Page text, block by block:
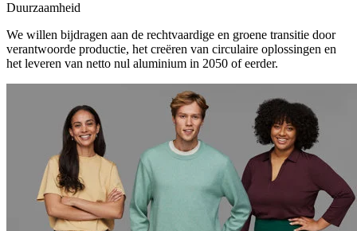
Duurzaamheid
We willen bijdragen aan de rechtvaardige en groene transitie door
verantwoorde productie, het creëren van circulaire oplossingen en
het leveren van netto nul aluminium in 2050 of eerder.